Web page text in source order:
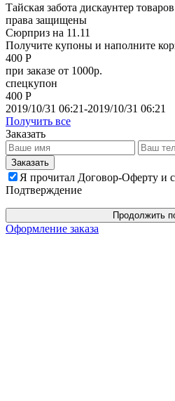
Тайская забота дискаунтер
права защищены
Сюрприз на 11.11
Получите купоны и наполните
400 Р
при заказе от 1000р.
спецкупон
400 Р
2019/10/31 06:21-2019/10/31 06:21
Получить все
Заказать
Я прочитал Договор-Оферту и
Подтверждение
Продолжить
Оформление заказа